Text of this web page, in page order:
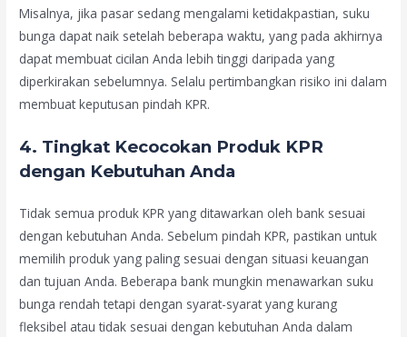
Misalnya, jika pasar sedang mengalami ketidakpastian, suku
bunga dapat naik setelah beberapa waktu, yang pada akhirnya
dapat membuat cicilan Anda lebih tinggi daripada yang
diperkirakan sebelumnya. Selalu pertimbangkan risiko ini dalam
membuat keputusan pindah KPR.
4. Tingkat Kecocokan Produk KPR
dengan Kebutuhan Anda
Tidak semua produk KPR yang ditawarkan oleh bank sesuai
dengan kebutuhan Anda. Sebelum pindah KPR, pastikan untuk
memilih produk yang paling sesuai dengan situasi keuangan
dan tujuan Anda. Beberapa bank mungkin menawarkan suku
bunga rendah tetapi dengan syarat-syarat yang kurang
fleksibel atau tidak sesuai dengan kebutuhan Anda dalam